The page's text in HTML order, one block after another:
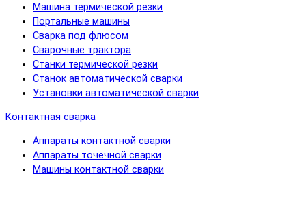
Машина термической резки
Портальные машины
Сварка под флюсом
Сварочные трактора
Станки термической резки
Станок автоматической сварки
Установки автоматической сварки
Контактная сварка
Аппараты контактной сварки
Аппараты точечной сварки
Машины контактной сварки